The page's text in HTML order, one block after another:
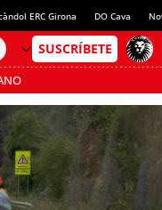
ERC Girona DO Cava